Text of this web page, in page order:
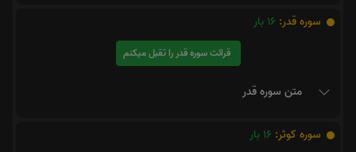
سوره قدر: 16 بار
قرائت سوره قدر را تقبل میکنم
متن سوره قدر
سوره کوثر: 16 بار